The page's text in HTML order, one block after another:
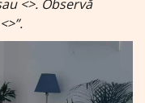
<>. Observă
>”.